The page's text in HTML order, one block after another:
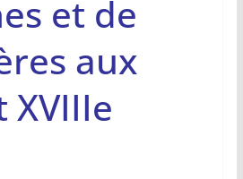
et de
aux
XVIIIe